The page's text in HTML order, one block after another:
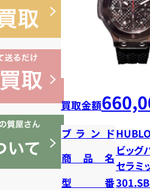
買取金額
ブランド
商品名
ビッグ
セラミ
型番